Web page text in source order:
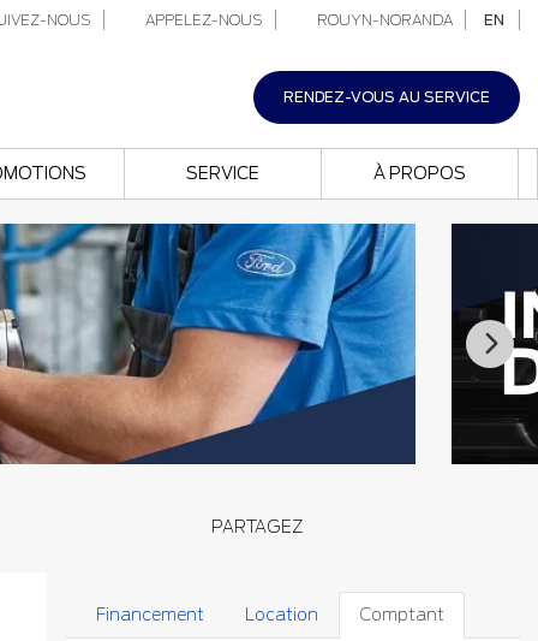
NOUS APPELEZ-NOUS ROUYN-NORANDA EN
RENDEZ-VOUS AU SERVICE
SERVICE À PROPOS
PARTAGEZ
Financement Location Comptant